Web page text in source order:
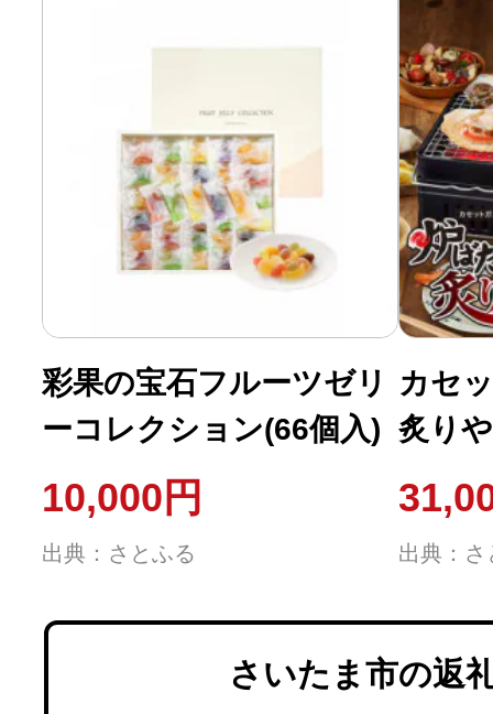
彩果の宝石フルーツゼリ
ーコレクション(66個入)
10,000円
出典：さとふる
カセ
炙り
出典：さ
さいたま市の返